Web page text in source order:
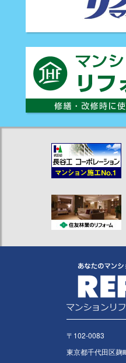
〒102-0083
東京都千代田区麹